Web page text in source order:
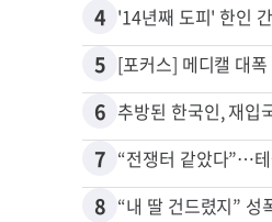
4
5
6 추방된 한국인, 재입
7
8